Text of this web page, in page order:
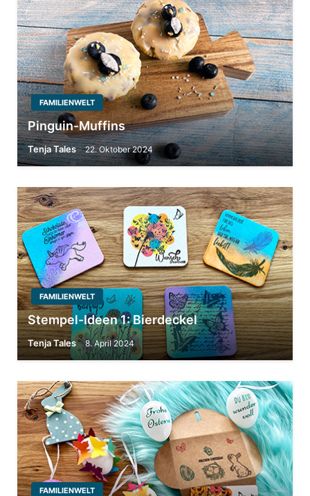
FAMILIENWELT
Pinguin-Muffins
Tenja Tales 22. Oktober 2024
FAMILIENWELT
Stempel-Ideen 1: Bierdeckel
Tenja Tales 8. April 2024
FAMILIENWELT